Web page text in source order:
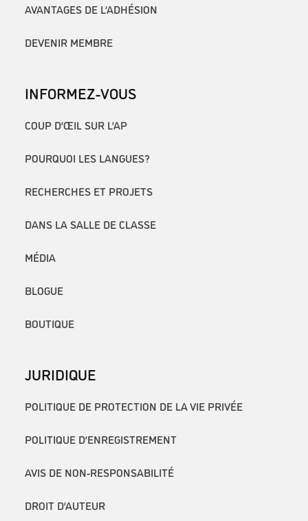
AVANTAGES DE L’ADHÉSION
DEVENIR MEMBRE
INFORMEZ-VOUS
COUP D’ŒIL SUR L’AP
POURQUOI LES LANGUES?
RECHERCHES ET PROJETS
DANS LA SALLE DE CLASSE
MÉDIA
BLOGUE
BOUTIQUE
JURIDIQUE
POLITIQUE DE PROTECTION DE LA VIE PRIVÉE
POLITIQUE D’ENREGISTREMENT
AVIS DE NON-RESPONSABILITÉ
DROIT D’AUTEUR